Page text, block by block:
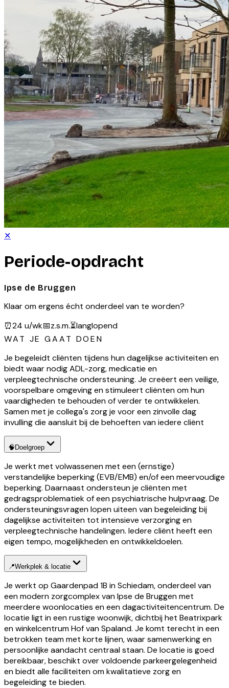
✕
Periode-opdracht
Ipse de Bruggen
Klaar om ergens écht onderdeel van te worden?
⏰24 u/wk📅z.s.m.⏳langlopend
WAT JE GAAT DOEN
Je begeleidt cliënten tijdens hun dagelijkse activiteiten en
biedt waar nodig ADL-zorg, medicatie en
verpleegtechnische ondersteuning. Je creëert een veilige,
voorspelbare omgeving en stimuleert cliënten om hun
vaardigheden te behouden of verder te ontwikkelen.
Samen met je collega's zorg je voor een zinvolle dag
invulling die aansluit bij de behoeften van iedere cliënt
🧠 Doelgroep
Je werkt met volwassenen met een (ernstige)
verstandelijke beperking (EVB/EMB) en/of een meervoudige
beperking. Daarnaast ondersteun je cliënten met
gedragsproblematiek of een psychiatrische hulpvraag. De
ondersteuningsvragen lopen uiteen van begeleiding bij
dagelijkse activiteiten tot intensieve verzorging en
verpleegtechnische handelingen. Iedere cliënt heeft een
eigen tempo, mogelijkheden en ontwikkeldoelen.
📍Werkplek & locatie
Je werkt op Gaardenpad 1B in Schiedam, onderdeel van
een modern zorgcomplex van Ipse de Bruggen met
meerdere woonlocaties en een dagactiviteitencentrum. De
locatie ligt in een rustige woonwijk, dichtbij het Beatrixpark
en winkelcentrum Hof van Spaland. Je komt terecht in een
betrokken team met korte lijnen, waar samenwerking en
persoonlijke aandacht centraal staan. De locatie is goed
bereikbaar, beschikt over voldoende parkeergelegenheid
en biedt alle faciliteiten om kwalitatieve zorg en
begeleiding te bieden.